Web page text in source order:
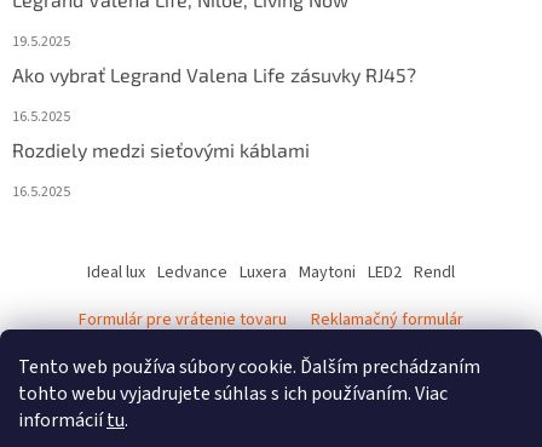
Tento web používa súbory cookie. Ďalším prechádzaním
tohto webu vyjadrujete súhlas s ich používaním. Viac
informáciítu.
19.5.2025
Ako vybrať Legrand Valena Life zásuvky RJ45?
16.5.2025
Rozdiely medzi sieťovými káblami
16.5.2025
Ideal lux Ledvance Luxera Maytoni LED2 Rendl
Formulár pre vrátenie tovaru
Reklamačný formulár
Ledvance katalóg - svietidlá